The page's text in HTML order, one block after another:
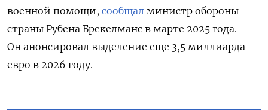
военной помощи, сообщал министр обороны
страны Рубена Брекелманс в марте 2025 года.
Он анонсировал выделение еще 3,5 миллиарда
евро в 2026 году.